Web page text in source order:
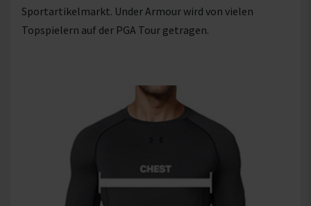
Sportartikelmarkt. Under Armour wird von vielen
Topspielern auf der PGA Tour getragen.